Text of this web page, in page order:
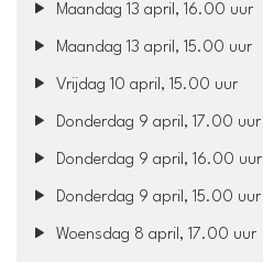
Maandag 13 april, 16.00 uur
Maandag 13 april, 15.00 uur
Vrijdag 10 april, 15.00 uur
Donderdag 9 april, 17.00 uur
Donderdag 9 april, 16.00 uur
Donderdag 9 april, 15.00 uur
Woensdag 8 april, 17.00 uur